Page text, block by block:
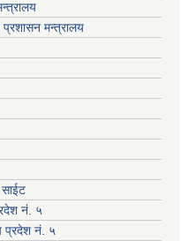
प्रशासन मन्त्रालय
नं. ५
प्रदेश नं. ५